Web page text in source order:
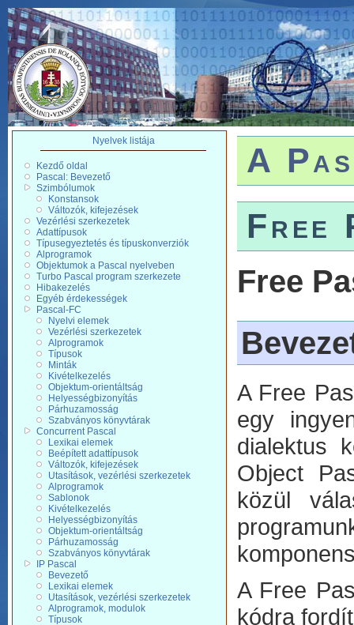
Nyelvek listája
Kezdő oldal
Pascal: Bevezető
Szimbólumok
Konstansok
Változók, kifejezések
Vezérlési szerkezetek
Adattípusok
Típusegyeztetés és típuskonverziók
Alprogramok
Objektumok a Pascal nyelveben
Turbo Pascal program szerkezete
Hibakezelés
Egyéb érdekességek
Pascal-FC
Nyelvi elemek
Vezérlési szerkezetek
Alprogramok
Típusok
Minták
Kivételkezelés
Objektum-orientáltság
Helyességbizonyítás
Párhuzamosság
Szabványos könyvtárak
Concurrent Pascal
Lexikai elemek
Beépített adattípusok
Változók, kifejezések
Utasítások, vezérlési szerkezetek
Alprogramok
Sablonok
Kivételkezelés
Helyességbizonyítás
Objektum-orientáltság
Párhuzamosság
Szabványos könyvtárak
IP Pascal
Bevezető
Lexikai elemek
Utasítások, vezérlési szerkezetek
Alprogramok, modulok
Típusok
A
Free
Free
A Free
egy
dialektus
Object
közül
A Free
kódra